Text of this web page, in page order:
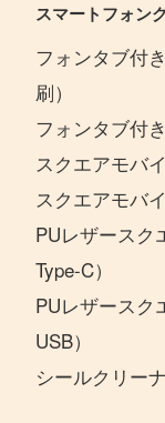
スマートフォン
フォンタブ付
刷）
フォンタブ付
スクエアモバ
スクエアモバ
PUレザースク
Type-C）
PUレザースク
USB）
シールクリー